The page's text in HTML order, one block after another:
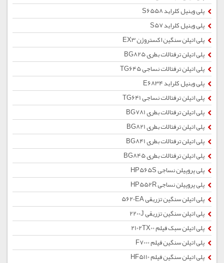
پلی وینیل کلراید S6558
پلی وینیل کلراید S57
پلی اتیلن سنگین اکستروژن EX3
پلی اتیلن ترفتالات بطری BG825
پلی اتیلن ترفتالات نساجی TG645
پلی وینیل کلراید E6834
پلی اتیلن ترفتالات نساجی TG641
پلی اتیلن ترفتالات بطری BG781
پلی اتیلن ترفتالات بطری BG821
پلی اتیلن ترفتالات بطری BG841
پلی اتیلن ترفتالات بطری BG845
پلی پروپیلن نساجی HP565S
پلی پروپیلن نساجی HP552R
پلی اتیلن سنگین تزریقی 5620EA
پلی اتیلن سنگین تزریقی 2200J
پلی اتیلن سبک فیلم 2102TX00
پلی اتیلن سنگین فیلم F7000
پلی اتیلن سنگین فیلم HF5110